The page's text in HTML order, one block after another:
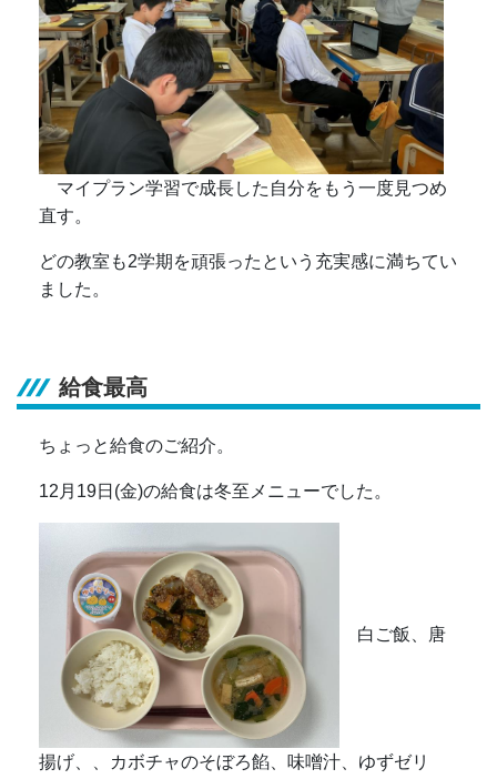
マイプラン学習で成長した自分をもう一度見つめ
直す。
どの教室も2学期を頑張ったという充実感に満ちてい
ました。
給食最高
ちょっと給食のご紹介。
12月19日(金)の給食は冬至メニューでした。
白ご飯、唐
揚げ、、カボチャのそぼろ餡、味噌汁、ゆずゼリ